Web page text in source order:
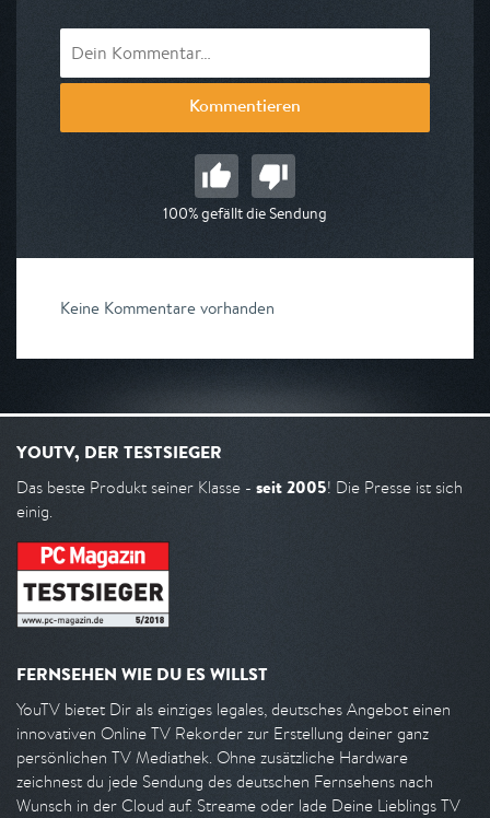
Kommentieren
100% gefällt die Sendung
Keine Kommentare vorhanden
YOUTV, DER TESTSIEGER
Das beste Produkt seiner Klasse - seit 2005! Die Presse ist sich
einig.
FERNSEHEN WIE DU ES WILLST
YouTV bietet Dir als einziges legales, deutsches Angebot einen
innovativen Online TV Rekorder zur Erstellung deiner ganz
persönlichen TV Mediathek. Ohne zusätzliche Hardware
zeichnest du jede Sendung des deutschen Fernsehens nach
Wunsch in der Cloud auf. Streame oder lade Deine Lieblings TV